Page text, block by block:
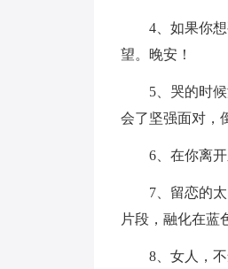
4、如果你
望。晚安！
5、哭的时
会了坚强面对，
6、在你离
7、留恋的
片段，融化在蓝
8、女人，